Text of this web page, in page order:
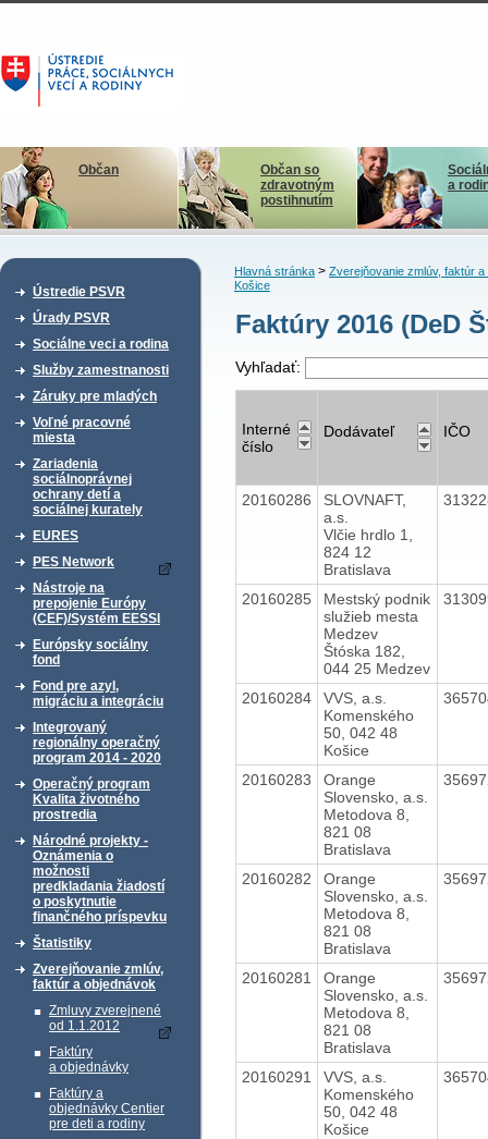
Občan
Občan so
zdravotným
postihnutím
a
Ústredie PSVR
Úrady PSVR
Sociálne veci a rodina
Služby zamestnanosti
Záruky pre mladých
Voľné pracovné
miesta
Zariadenia
sociálnoprávnej
ochrany detí a
sociálnej kurately
EURES
PES Network
Nástroje na
prepojenie Európy
(CEF)/Systém EESSI
Európsky sociálny
fond
Fond pre azyl,
migráciu a integráciu
Integrovaný
regionálny operačný
program 2014 - 2020
Operačný program
Kvalita životného
prostredia
Národné projekty -
Oznámenia o
možnosti
predkladania žiadostí
o poskytnutie
finančného príspevku
Štatistiky
Zverejňovanie zmlúv,
faktúr a objednávok
Zmluvy zverejnené
od 1.1.2012
Faktúry
a objednávky
Faktúry a
objednávky Centier
pre deti a rodiny
Hlavná stránka> Zverejňovanie zmlúv, faktúr a
Košice
Faktúry 2016 (DeD
Vyhľadať:
Interné
číslo
Dodávateľ IČO
20160286
SLOVNAFT,
a.s.
Vlčie hrdlo 1,
824 12
Bratislava
20160285
Mestský podnik
služieb mesta
Medzev
Štóska 182,
044 25 Medzev
20160284
VVS, a.s.
Komenského
50, 042 48
Košice
20160283
Orange
Slovensko, a.s.
Metodova 8,
821 08
Bratislava
20160282
Orange
Slovensko, a.s.
Metodova 8,
821 08
Bratislava
20160281
Orange
Slovensko, a.s.
Metodova 8,
821 08
Bratislava
20160291
VVS, a.s.
Komenského
50, 042 48
Košice